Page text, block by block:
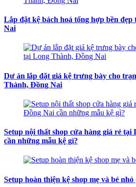
Lắp đặt kệ bách hoá tổng hợp bền
Nai
Dự án lắp đặt giá kệ trưng bày cho
Thành, Đồng Nai
Setup nội thất shop cửa hàng giá rẻ
cần những mẫu kệ gì?
Setup hoàn thiện kệ shop mẹ và bé